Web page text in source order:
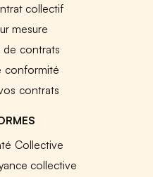
collectif
mesure
de contrats
conformité
contrats
Collective
collective